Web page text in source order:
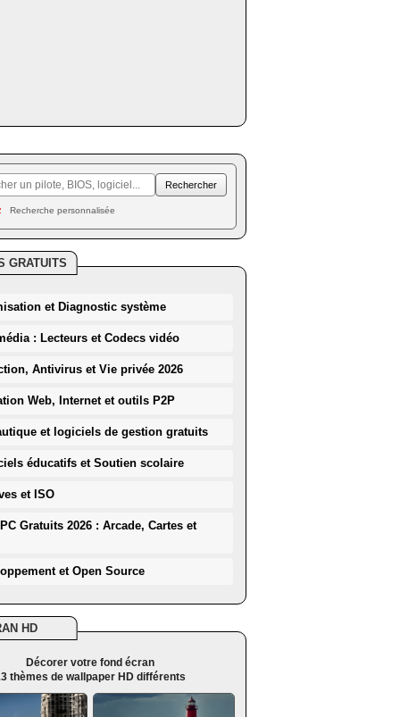
Recherche personnalisée
GRATUITS
et Diagnostic système
: Lecteurs et Codecs vidéo
Antivirus et Vie privée 2026
Web, Internet et outils P2P
et logiciels de gestion gratuits
éducatifs et Soutien scolaire
et ISO
Gratuits 2026 : Arcade, Cartes et
et Open Source
HD
Décorer votre fond écran
thèmes de wallpaper HD différents